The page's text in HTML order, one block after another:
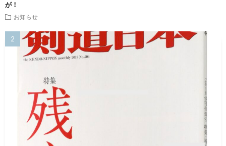
が！
お知らせ